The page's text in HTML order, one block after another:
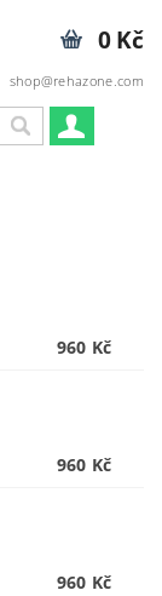
shop@rehazone.com
0 Kč
960 Kč
960 Kč
960 Kč